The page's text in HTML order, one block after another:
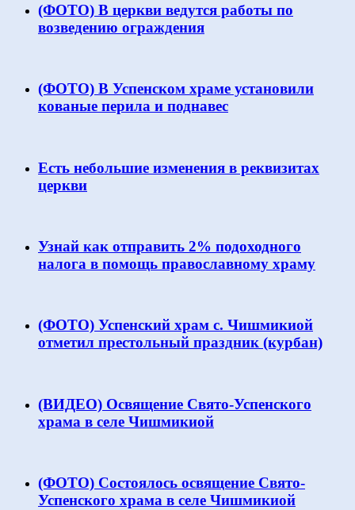
(ФОТО) В церкви ведутся работы по
возведению ограждения
(ФОТО) В Успенском храме установили
кованые перила и поднавес
Есть небольшие изменения в реквизитах
церкви
Узнай как отправить 2% подоходного
налога в помощь православному храму
(ФОТО) Успенский храм с. Чишмикиой
отметил престольный праздник (курбан)
(ВИДЕО) Освящение Свято-Успенского
храма в селе Чишмикиой
(ФОТО) Состоялось освящение Свято-
Успенского храма в селе Чишмикиой